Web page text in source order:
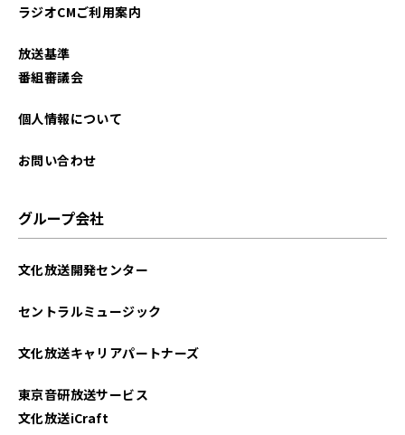
ラジオCMご利用案内
放送基準
番組審議会
個人情報について
お問い合わせ
グループ会社
文化放送開発センター
セントラルミュージック
文化放送キャリアパートナーズ
東京音研放送サービス
文化放送iCraft